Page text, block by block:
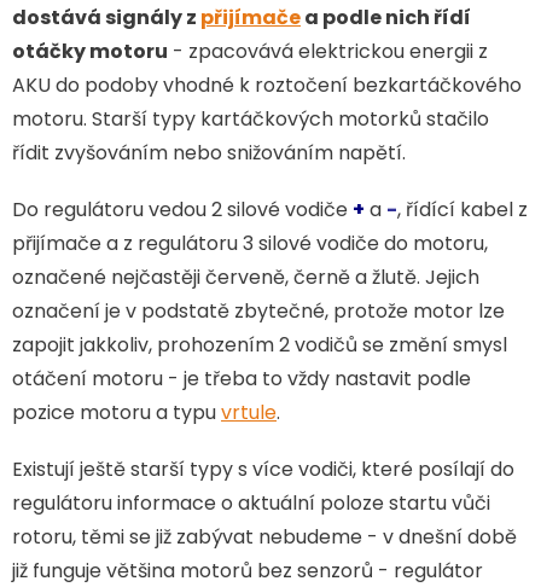
dostává signály z přijímačea podle nich řídí
otáčky motoru - zpacovává elektrickou energii z
AKU do podoby vhodné k roztočení bezkartáčkového
motoru. Starší typy kartáčkových motorků stačilo
řídit zvyšováním nebo snižováním napětí.
Do regulátoru vedou 2 silové vodiče + a -, řídící kabel z
přijímače a z regulátoru 3 silové vodiče do motoru,
označené nejčastěji červeně, černě a žlutě. Jejich
označení je v podstatě zbytečné, protože motor lze
zapojit jakkoliv, prohozením 2 vodičů se změní smysl
otáčení motoru - je třeba to vždy nastavit podle
pozice motoru a typuvrtule.
Existují ještě starší typy s více vodiči, které posílají do
regulátoru informace o aktuální poloze startu vůči
rotoru, těmi se již zabývat nebudeme - v dnešní době
již funguje většina motorů bez senzorů - regulátor